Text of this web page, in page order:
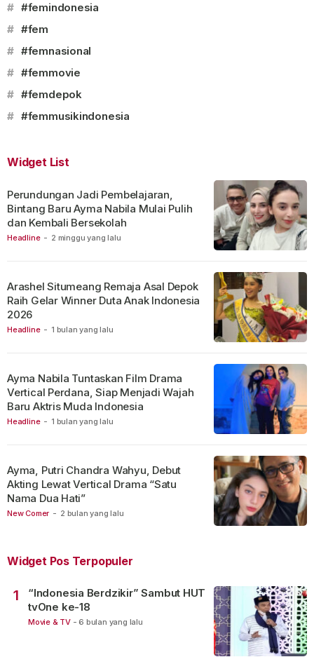
# #femindonesia
# #fem
# #femnasional
# #femmovie
# #femdepok
# #femmusikindonesia
Widget List
Headline - 2 minggu yang lalu
Perundungan Jadi Pembelajaran,
Bintang Baru Ayma Nabila Mulai Pulih
dan Kembali Bersekolah
Headline - 1 bulan yang lalu
Arashel Situmeang Remaja Asal Depok
Raih Gelar Winner Duta Anak Indonesia
2026
Headline - 1 bulan yang lalu
Ayma Nabila Tuntaskan Film Drama
Vertical Perdana, Siap Menjadi Wajah
Baru Aktris Muda Indonesia
New Comer - 2 bulan yang lalu
Ayma, Putri Chandra Wahyu, Debut
Akting Lewat Vertical Drama “Satu
Nama Dua Hati”
Widget Pos Terpopuler
1
“Indonesia Berdzikir” Sambut HUT
tvOne ke-18
Movie & TV - 6 bulan yang lalu